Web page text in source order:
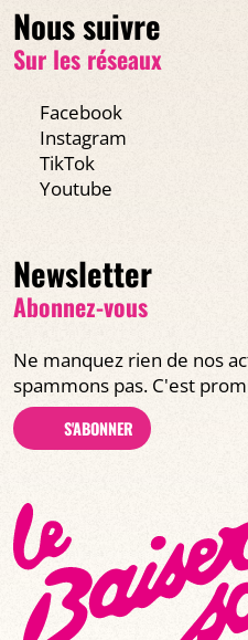
Nous suivre
Sur les réseaux
Facebook
Instagram
TikTok
Youtube
Newsletter
Abonnez-vous
Ne manquez rien de nos
spammons pas. C'est
S'ABONNER